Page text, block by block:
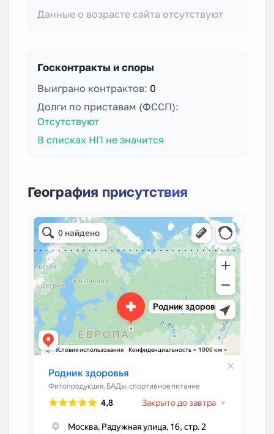
Данные о возрасте сайта отсутствуют
Госконтракты и споры
Выиграно контрактов: 0
Долги по приставам (ФССП):
Отсутствуют
В списках НП не значится
География присутствия